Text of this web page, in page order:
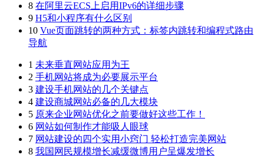
8 在阿里云ECS上启用IPv6的详细步骤
9 H5和小程序有什么区别
10 Vue页面跳转的两种方式：标签内跳转和编程式路由
导航
1 未来垂直网站应用为王
2 手机网站将成为必要展示平台
3 建设手机网站的几个关键点
4 建设商城网站必备的几大模块
5 原来企业网站优化之前要做好这些工作！
6 网站如何制作才能吸人眼球
7 网站建设的四个实用小窍门 轻松打造完美网站
8 我国网民规模增长减缓微博用户呈爆发增长